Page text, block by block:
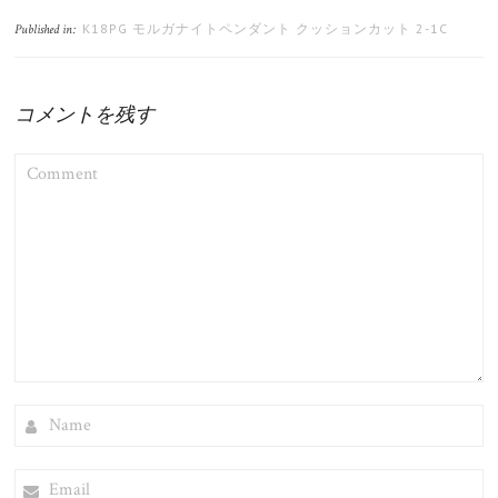
Published in: K18PG モルガナイトペンダント クッションカット 2-1C
コメントを残す